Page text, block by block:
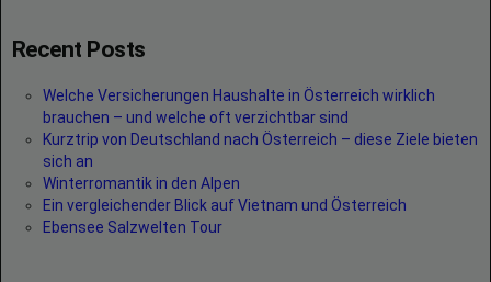
Recent Posts
Welche Versicherungen Haushalte in Österreich wirklich
brauchen – und welche oft verzichtbar sind
Kurztrip von Deutschland nach Österreich – diese Ziele bieten
sich an
Winterromantik in den Alpen
Ein vergleichender Blick auf Vietnam und Österreich
Ebensee Salzwelten Tour